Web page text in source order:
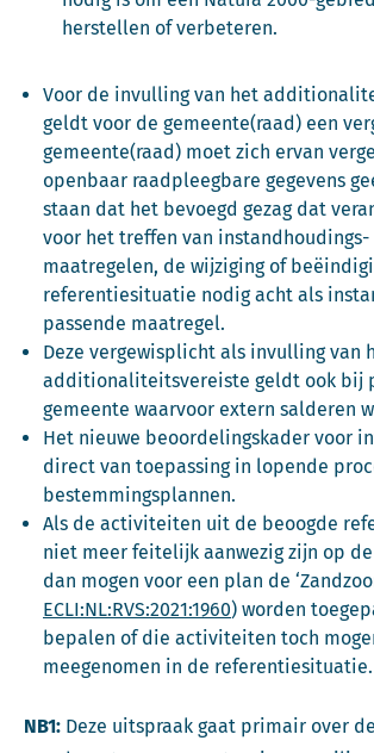
herstellen of verbeteren.
Voor de invulling van het
geldt voor de gemeente(raad) een
gemeente(raad) moet zich ervan
openbaar raadpleegbare gegevens
staan dat het bevoegd gezag dat
voor het treffen van instandhoudings-
maatregelen, de wijziging of
referentiesituatie nodig acht als
passende maatregel.
Deze vergewisplicht als invulling van
additionaliteitsvereiste geldt ook bij
gemeente waarvoor extern salderen
Het nieuwe beoordelingskader voor
direct van toepassing in lopende
bestemmingsplannen.
Als de activiteiten uit de beoogde
niet meer feitelijk aanwezig zijn op
dan mogen voor een plan de
ECLI:NL:RVS:2021:1960) worden
bepalen of die activiteiten toch
meegenomen in de referentiesituatie.
NB1: Deze uitspraak gaat primair over